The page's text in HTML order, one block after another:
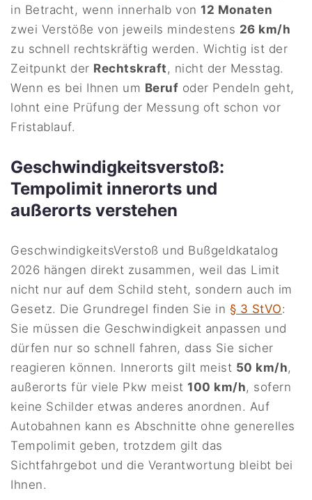
in Betracht, wenn innerhalb von12 Monaten
zwei Verstöße von jeweils mindestens 26 km/h
zu schnell rechtskräftig werden. Wichtig ist der
Zeitpunkt der Rechtskraft, nicht der Messtag.
Wenn es bei Ihnen um Beruf oder Pendeln geht,
lohnt eine Prüfung der Messung oft schon vor
Fristablauf.
Geschwindigkeitsverstoß:
Tempolimit innerorts und
außerorts verstehen
GeschwindigkeitsVerstoß und Bußgeldkatalog
2026 hängen direkt zusammen, weil das Limit
nicht nur auf dem Schild steht, sondern auch im
Gesetz. Die Grundregel finden Sie in § 3 StVO:
Sie müssen die Geschwindigkeit anpassen und
dürfen nur so schnell fahren, dass Sie sicher
reagieren können. Innerorts gilt meist 50 km/h,
außerorts für viele Pkw meist100 km/h, sofern
keine Schilder etwas anderes anordnen. Auf
Autobahnen kann es Abschnitte ohne generelles
Tempolimit geben, trotzdem gilt das
Sichtfahrgebot und die Verantwortung bleibt bei
Ihnen.